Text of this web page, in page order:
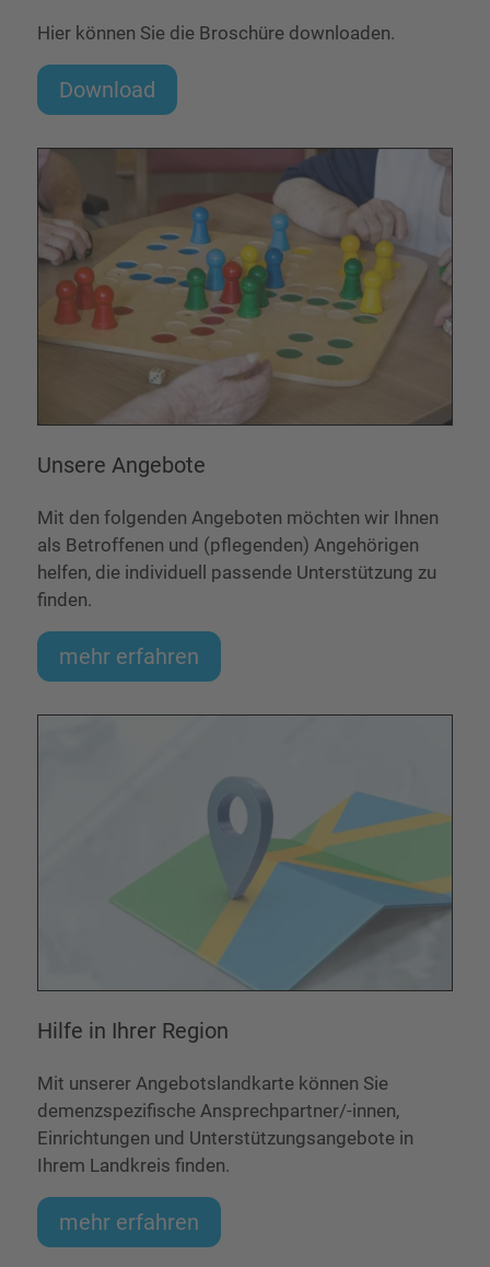
Hier können Sie die Broschüre downloaden.
Download
Unsere Angebote
Mit den folgenden Angeboten möchten wir Ihnen
als Betroffenen und (pflegenden) Angehörigen
helfen, die individuell passende Unterstützung zu
finden.
mehr erfahren
Hilfe in Ihrer Region
Mit unserer Angebotslandkarte können Sie
demenzspezifische Ansprechpartner/-innen,
Einrichtungen und Unterstützungsangebote in
Ihrem Landkreis finden.
mehr erfahren